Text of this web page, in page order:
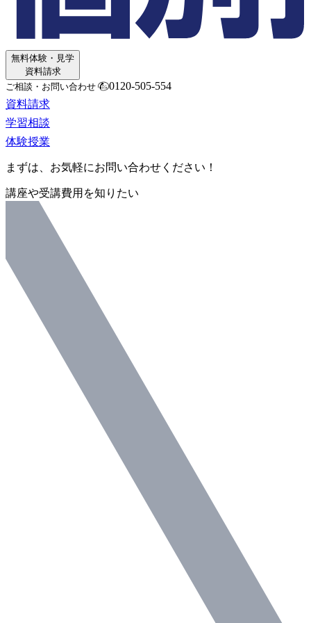
無料体験・見学
資料請求
ご相談・お問い合わせ
0120-505-554
資料請求
学習相談
体験授業
まずは、お気軽にお問い合わせください！
講座や受講費用を知りたい